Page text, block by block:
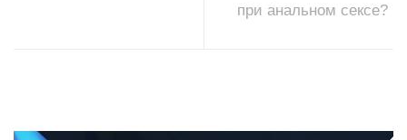
при анальном сексе?